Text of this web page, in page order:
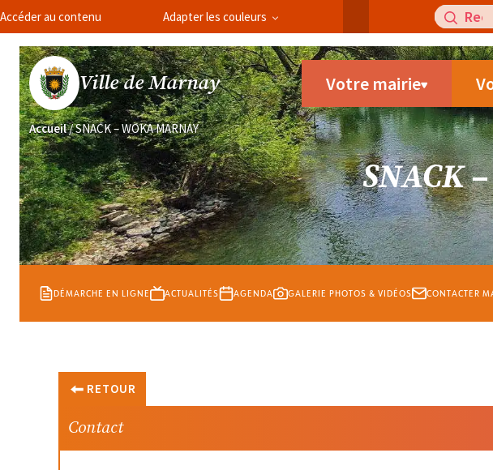
Accéder au contenu Adapter les couleurs
Recherche
pour
:
Ville de Marnay Votre mairie
Accueil/SNACK – WOKA MARNAY
SNACK
DÉMARCHE EN LIGNE ACTUALITÉS AGENDA GALERIE PHOTOS & VIDÉOS CONTACTER
RETOUR
Contact
Panneau de gestion des cookies